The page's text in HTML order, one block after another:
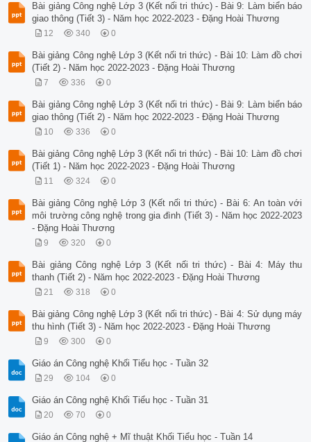
Bài giảng Công nghệ Lớp 3 (Kết nối tri thức) - Bài 9: Làm biển báo
giao thông (Tiết 3) - Năm học 2022-2023 - Đặng Hoài Thương
12 340 0
Bài giảng Công nghệ Lớp 3 (Kết nối tri thức) - Bài 10: Làm đồ chơi
(Tiết 2) - Năm học 2022-2023 - Đặng Hoài Thương
7 336 0
Bài giảng Công nghệ Lớp 3 (Kết nối tri thức) - Bài 9: Làm biển báo
giao thông (Tiết 2) - Năm học 2022-2023 - Đặng Hoài Thương
10 336 0
Bài giảng Công nghệ Lớp 3 (Kết nối tri thức) - Bài 10: Làm đồ chơi
(Tiết 1) - Năm học 2022-2023 - Đặng Hoài Thương
11 324 0
Bài giảng Công nghệ Lớp 3 (Kết nối tri thức) - Bài 6: An toàn với
môi trường công nghệ trong gia đình (Tiết 3) - Năm học 2022-2023
- Đặng Hoài Thương
9 320 0
Bài giảng Công nghệ Lớp 3 (Kết nối tri thức) - Bài 4: Máy thu
thanh (Tiết 2) - Năm học 2022-2023 - Đặng Hoài Thương
21 318 0
Bài giảng Công nghệ Lớp 3 (Kết nối tri thức) - Bài 4: Sử dụng máy
thu hình (Tiết 3) - Năm học 2022-2023 - Đặng Hoài Thương
9 300 0
Giáo án Công nghệ Khối Tiểu học - Tuần 32
29 104 0
Giáo án Công nghệ Khối Tiểu học - Tuần 31
20 70 0
Giáo án Công nghệ + Mĩ thuật Khối Tiểu học - Tuần 14